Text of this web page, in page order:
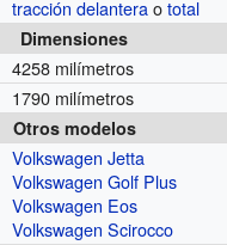
tracción delanteraototal
Dimensiones
4258 milímetros
1790 milímetros
Otros modelos
Volkswagen Jetta
Volkswagen Golf Plus
Volkswagen Eos
Volkswagen Scirocco